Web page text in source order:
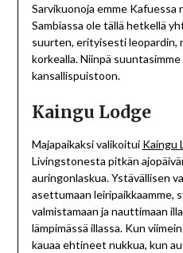
Sarvikuonoja emme Kafuessa
Sambiassa ole tällä hetkellä
suurten, erityisesti leopardin,
korkealla. Niinpä
kansallispuistoon.
Kaingu Lodge
Majapaikaksi valikoitui Kaingu
Livingstonesta pitkän
auringonlaskua. Ystävällisen
asettumaan leiripaikkaamme,
valmistamaan ja nauttimaan
lämpimässä illassa. Kun
kauaa ehtineet nukkua, kun